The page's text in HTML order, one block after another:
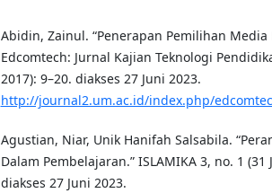
Abidin, Zainul. “Penerapan Pemilihan Media
Edcomtech: Jurnal Kajian Teknologi
2017): 9–20. diakses 27 Juni 2023.
http://journal2.um.ac.id/index.php/
Agustian, Niar, Unik Hanifah Salsabila.
Dalam Pembelajaran.” ISLAMIKA 3, no. 1 (31
diakses 27 Juni 2023.